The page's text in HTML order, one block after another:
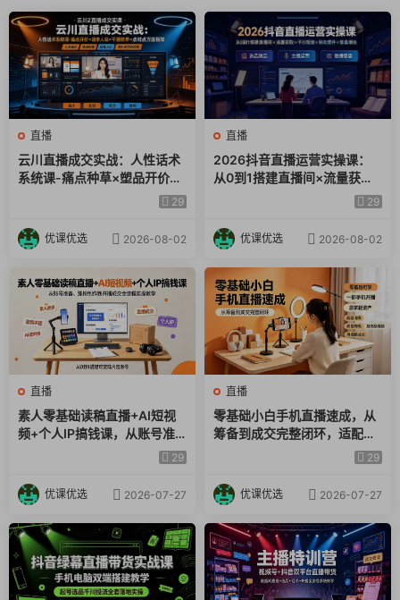
直播
云川直播成交实战：人性话术
系统课-痛点种草×塑品开价×
逼单人设×平播憋单×点对点万
29
优课优选 2026-08-02
直播
2026抖音直播运营实操课：
从0到1搭建直播间×流量获取×
千川投放×转化提升×复盘增29
优课优选 2026-08-02
直播
素人零基础读稿直播+AI短视
频+个人IP搞钱课，从账号准
备、涨粉制作到开播成交全流
29
优课优选 2026-07-27
直播
零基础小白手机直播速成，从
筹备到成交完整闭环，适配苹
果安卓系统，解决杂音卡顿留
29
优课优选 2026-07-27